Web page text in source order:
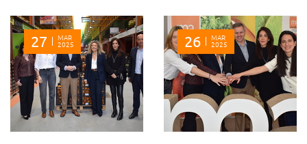
27 MAR
2025 26 MAR
2025